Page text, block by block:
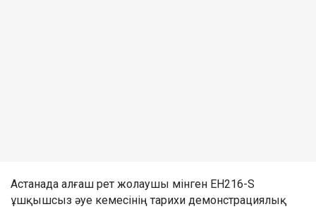
Астанада алғаш рет жолаушы мінген EH216-S
ұшқышсыз әуе кемесінің тарихи демонстрациялық